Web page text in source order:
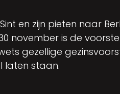
en zijn pieten naar
november is de
gezellige
laten staan.